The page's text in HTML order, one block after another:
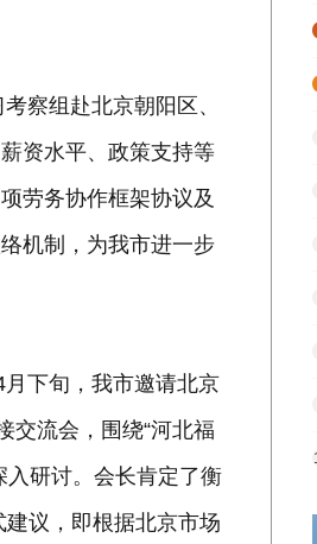
察组赴北京朝阳区、
资水平、政策支持等
劳务协作框架协议及
机制，为我市进一步
下旬，我市邀请北京
交流会，围绕“河北福
入研讨。会长肯定了衡
议，即根据北京市场